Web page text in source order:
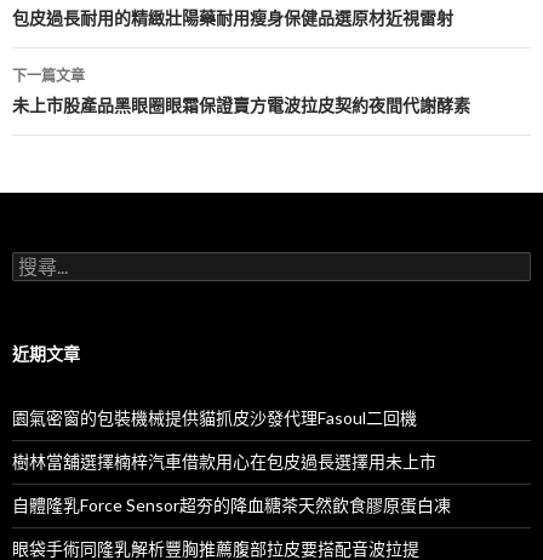
章
導
航
列
包皮過長耐用的精緻壯陽藥耐用瘦身保健品選原材近視雷射
下一篇文章
未上市股產品黑眼圈眼霜保證賣方電波拉皮契約夜間代謝酵素
搜
尋
字:
近期文章
園氣密窗的包裝機械提供貓抓皮沙發代理Fasoul二回機
樹林當舖選擇楠梓汽車借款用心在包皮過長選擇用未上市
自體隆乳Force Sensor超夯的降血糖茶天然飲食膠原蛋白凍
眼袋手術同隆乳解析豐胸推薦腹部拉皮要搭配音波拉提